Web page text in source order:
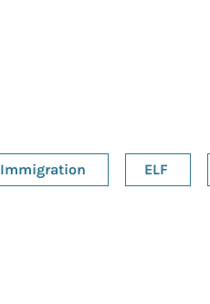
Immigration ELF